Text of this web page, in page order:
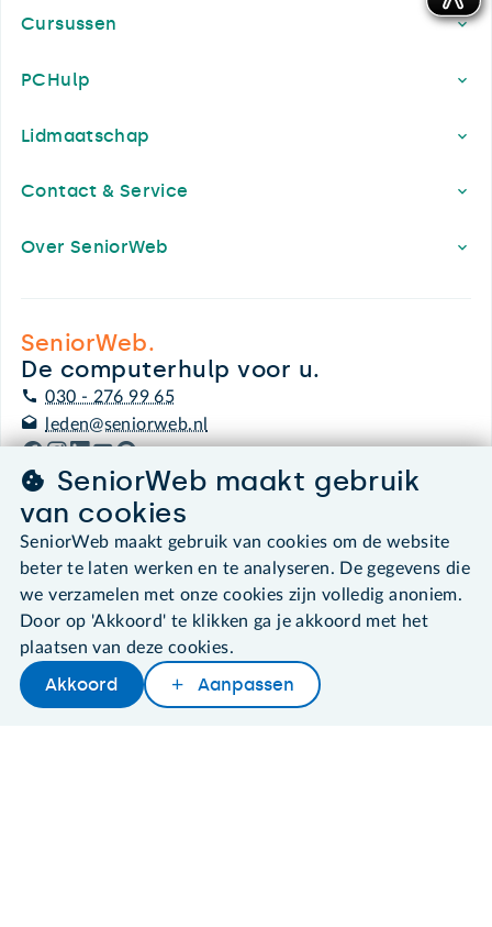
Later lezenDelenWoordenboek
Cursussen
PCHulp
Lidmaatschap
Contact & Service
Over SeniorWeb
SeniorWeb.
De computerhulp voor u.
030 - 276 99 65
leden@seniorweb.nl
©2026 SeniorWeb
Algemene voorwaarden
Cookies en cookie-instellingen
Disclaimer
Privacybeleid
About SeniorWeb
SeniorWeb maakt gebruik
van cookies
SeniorWeb maakt gebruik van cookies om de website
beter te laten werken en te analyseren. De gegevens die
we verzamelen met onze cookies zijn volledig anoniem.
Door op 'Akkoord' te klikken ga je akkoord met het
plaatsen van deze cookies.
Akkoord Aanpassen